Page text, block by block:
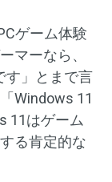
ゲーム体験
マーなら、
す」とまで言
Windows 11
11はゲーム
る肯定的な